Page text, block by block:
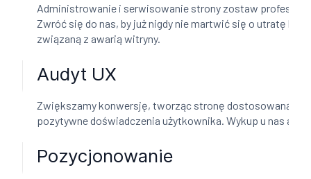
Administrowanie i serwisowanie strony zostaw
Zwróć się do nas, by już nigdy nie martwić się o utratę
związaną z awarią witryny.
Audyt UX
Zwiększamy konwersję, tworząc stronę dostosowaną pod
pozytywne doświadczenia użytkownika. Wykup u nas
Pozycjonowanie